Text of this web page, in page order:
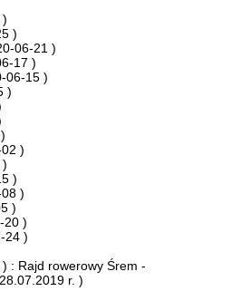
)
06-21 )
17 )
06-15 )
)
)
)
)
)
20 )
24 )
: Rajd rowerowy Śrem -
r. )